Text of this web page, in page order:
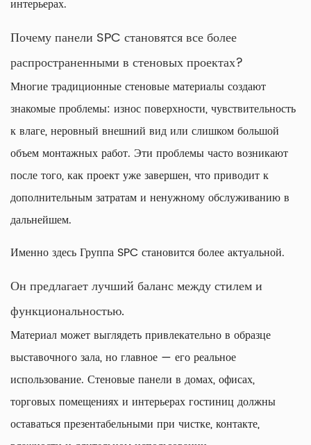
интерьерах.
Почему панели SPC становятся все более
распространенными в стеновых проектах?
Многие традиционные стеновые материалы создают
знакомые проблемы: износ поверхности, чувствительность
к влаге, неровный внешний вид или слишком большой
объем монтажных работ. Эти проблемы часто возникают
после того, как проект уже завершен, что приводит к
дополнительным затратам и ненужному обслуживанию в
дальнейшем.
Именно здесь Группа SPC становится более актуальной.
Он предлагает лучший баланс между стилем и
функциональностью.
Материал может выглядеть привлекательно в образце
выставочного зала, но главное — его реальное
использование. Стеновые панели в домах, офисах,
торговых помещениях и интерьерах гостиниц должны
оставаться презентабельными при чистке, контакте,